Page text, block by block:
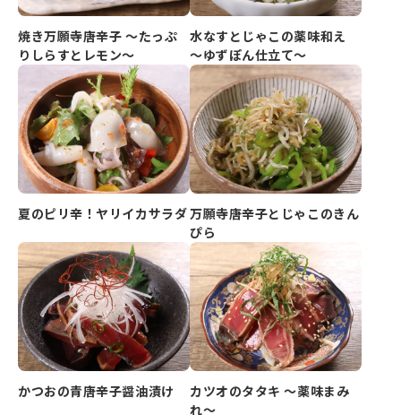
焼き万願寺唐辛子 ～たっぷ
りしらすとレモン～
水なすとじゃこの薬味和え
～ゆずぽん仕立て～
夏のピリ辛！ヤリイカサラダ万願寺唐辛子とじゃこのきん
ぴら
かつおの青唐辛子醤油漬け
カツオのタタキ ～薬味まみ
れ～